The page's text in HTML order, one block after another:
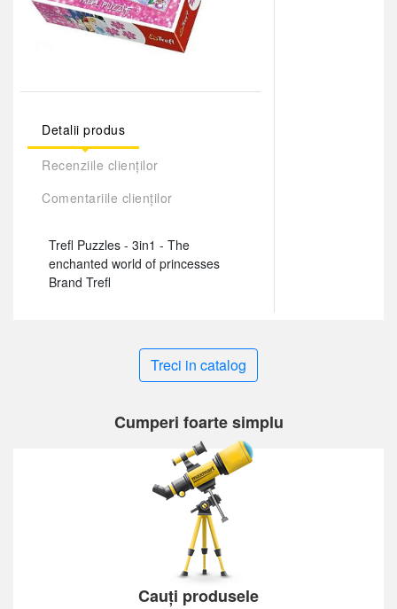
Detalii produs
Recenziile clienților
Comentariile clienților
Trefl Puzzles - 3in1 - The
enchanted world of princesses
Brand Trefl
Treci in catalog
Cumperi foarte simplu
Cauți produsele